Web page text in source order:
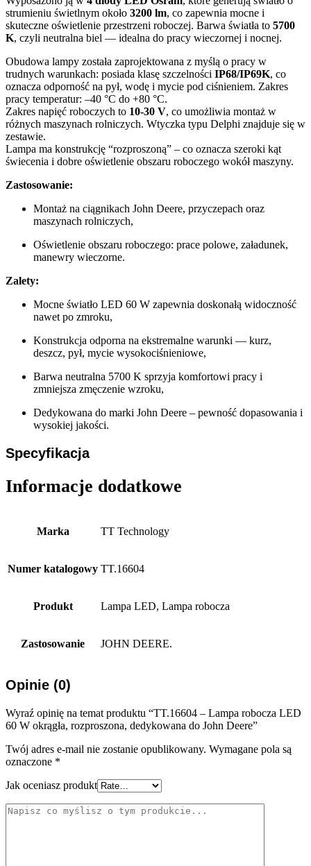
strumieniu świetlnym około 3200 lm, co zapewnia mocne i
skuteczne oświetlenie przestrzeni roboczej. Barwa światła to 5700
K, czyli neutralna biel — idealna do pracy wieczornej i nocnej.
Obudowa lampy została zaprojektowana z myślą o pracy w
trudnych warunkach: posiada klasę szczelności IP68/IP69K, co
oznacza odporność na pył, wodę i mycie pod ciśnieniem. Zakres
pracy temperatur: –40 °C do +80 °C.
Zakres napięć roboczych to 10-30 V, co umożliwia montaż w
różnych maszynach rolniczych. Wtyczka typu Delphi znajduje się w
zestawie.
Lampa ma konstrukcję “rozproszoną” – co oznacza szeroki kąt
świecenia i dobre oświetlenie obszaru roboczego wokół maszyny.
Zastosowanie:
Montaż na ciągnikach John Deere, przyczepach oraz
maszynach rolniczych,
Oświetlenie obszaru roboczego: prace polowe, załadunek,
manewry wieczorne.
Zalety:
Mocne światło LED 60 W zapewnia doskonałą widoczność
nawet po zmroku,
Konstrukcja odporna na ekstremalne warunki — kurz,
deszcz, pył, mycie wysokociśnieniowe,
Barwa neutralna 5700 K sprzyja komfortowi pracy i
zmniejsza zmęczenie wzroku,
Dedykowana do marki John Deere – pewność dopasowania i
wysokiej jakości.
Specyfikacja
Informacje dodatkowe
Marka TT Technology
Numer katalogowy TT.16604
Produkt Lampa LED, Lampa robocza
Zastosowanie JOHN DEERE.
Opinie (0)
Wyraź opinię na temat produktu “TT.16604 – Lampa robocza LED
60 W okrągła, rozproszona, dedykowana do John Deere”
Twój adres e-mail nie zostanie opublikowany. Wymagane pola są
oznaczone *
Jak oceniasz produkt